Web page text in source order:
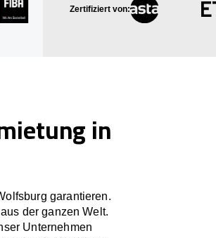
Zertifiziert von:
in
garantieren.
der ganzen Welt.
Unternehmen